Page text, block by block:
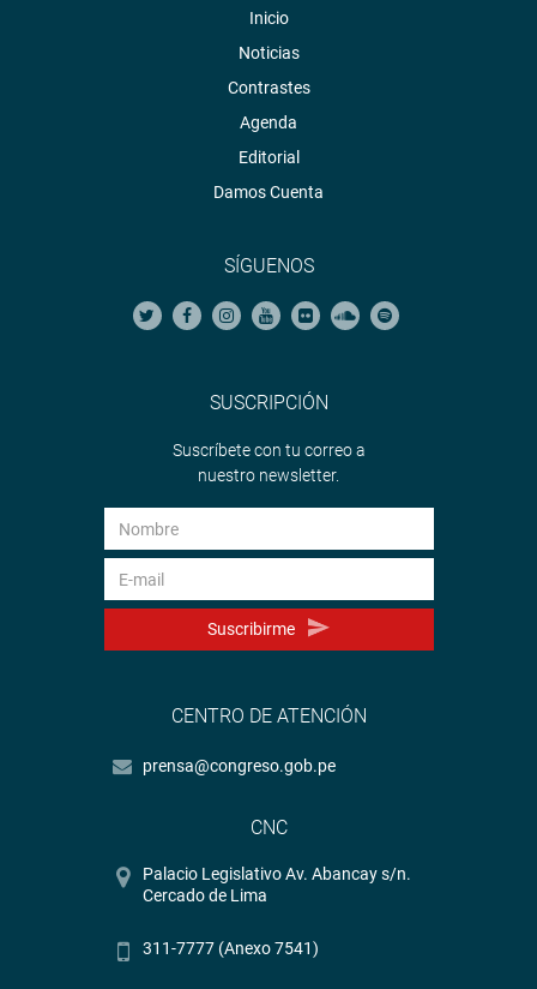
Inicio
Noticias
Contrastes
Agenda
Editorial
Damos Cuenta
SÍGUENOS
SUSCRIPCIÓN
Suscríbete con tu correo a
nuestro newsletter.
Suscribirme
CENTRO DE ATENCIÓN
prensa@congreso.gob.pe
CNC
Palacio Legislativo Av. Abancay s/n.
Cercado de Lima
311-7777 (Anexo 7541)